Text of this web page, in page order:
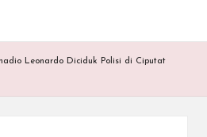
Leonardo Diciduk Polisi di Ciputat